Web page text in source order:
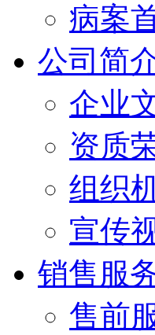
病案
公司简
企业
资质
组织
宣传
销售服
售前